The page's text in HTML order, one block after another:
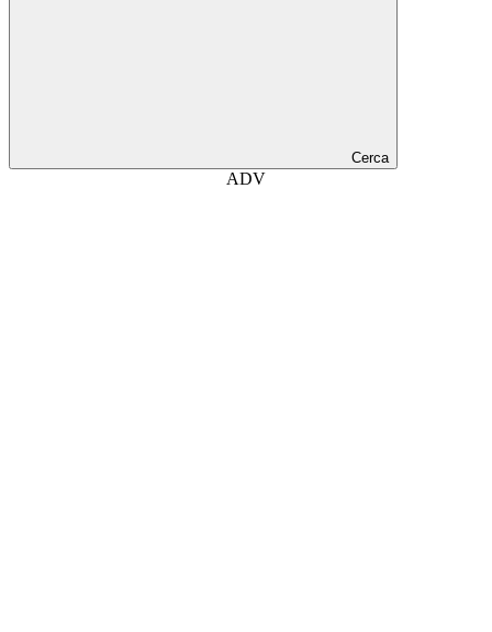
Cerca
ADV